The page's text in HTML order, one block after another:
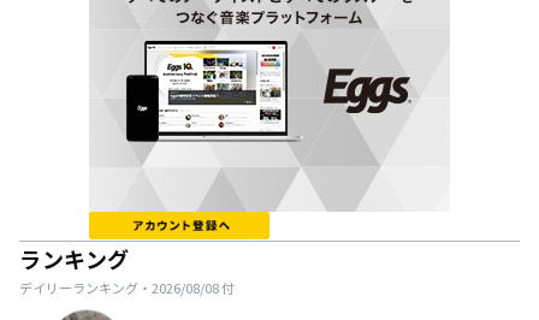
ランキング
デイリーランキング・ 2026/08/08付